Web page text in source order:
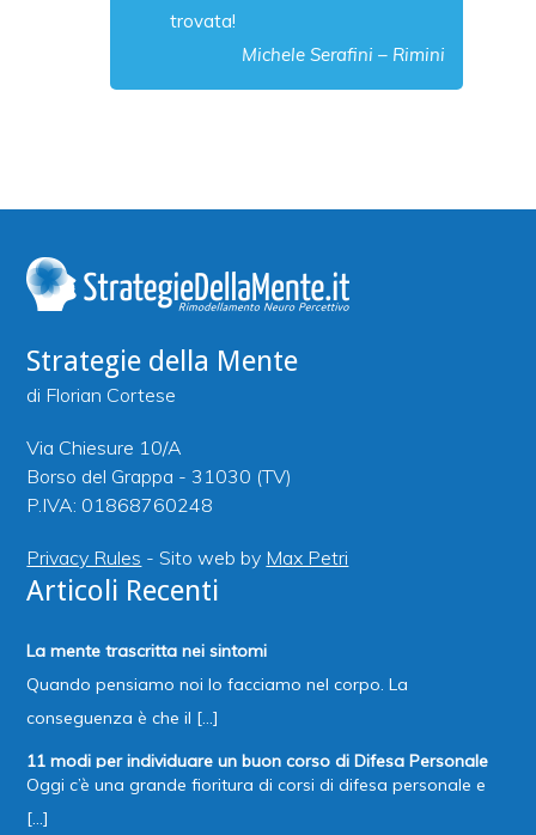
trovata!
Michele Serafini – Rimini
Strategie della Mente
di Florian Cortese
Via Chiesure 10/A
Borso del Grappa - 31030 (TV)
P.IVA: 01868760248
Privacy Rules - Sito web by Max Petri
Articoli Recenti
La mente trascritta nei sintomi
Quando pensiamo noi lo facciamo nel corpo. La
conseguenza è che il [...]
11 modi per individuare un buon corso di Difesa Personale
Oggi c’è una grande fioritura di corsi di difesa personale e
[...]